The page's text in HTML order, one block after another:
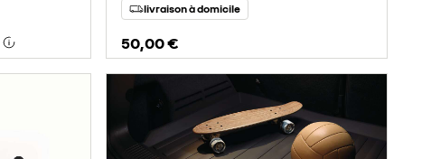
livraison à domicile
50,00 €